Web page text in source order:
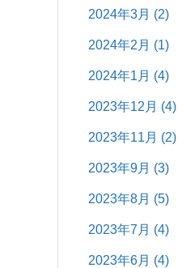
2024年3月 (2)
2024年2月 (1)
2024年1月 (4)
2023年12月 (4)
2023年11月 (2)
2023年9月 (3)
2023年8月 (5)
2023年7月 (4)
2023年6月 (4)